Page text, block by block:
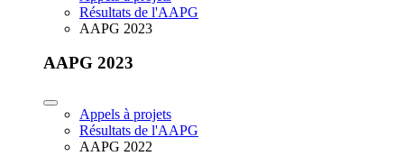
Résultats de l'AAPG
AAPG 2023
AAPG 2023
Appels à projets
Résultats de l'AAPG
AAPG 2022